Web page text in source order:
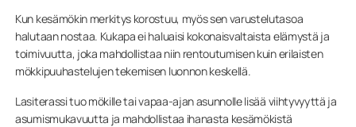
Kun kesämökin merkitys korostuu, myös sen varustelutasoa
halutaan nostaa. Kukapa ei haluaisi kokonaisvaltaista elämystä ja
toimivuutta, joka mahdollistaa niin rentoutumisen kuin erilaisten
mökkipuuhastelujen tekemisen luonnon keskellä.
Lasiterassi tuo mökille tai vapaa-ajan asunnolle lisää viihtyvyyttä ja
asumismukavuutta ja mahdollistaa ihanasta kesämökistä